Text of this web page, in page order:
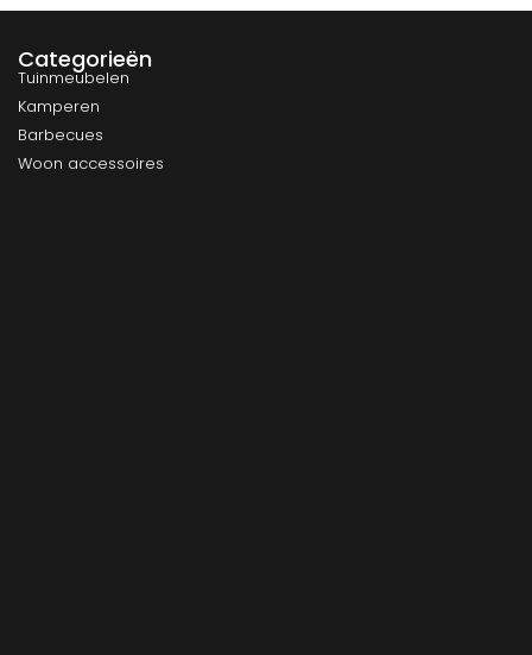
Categorieën
Tuinmeubelen
Kamperen
Barbecues
Woon accessoires